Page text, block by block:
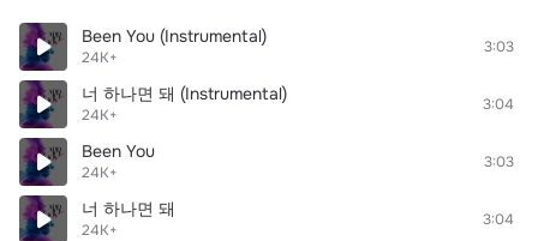
Been You (Instrumental)
24K+
3:03
너 하나면 돼 (Instrumental)
24K+
3:04
Been You
24K+
3:03
너 하나면 돼
24K+
3:04